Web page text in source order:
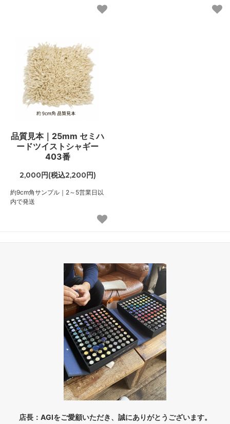
品質見本｜25mm セミハ
ードツイストシャギー
403番
2,000円(税込2,200円)
約9cm角サンプル｜2～5営業日以
内で発送
店長：AGIをご愛顧いただき、誠にありがとうございます。